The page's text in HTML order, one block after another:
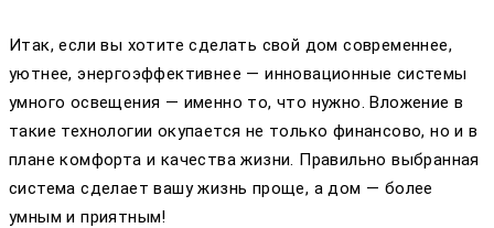
Итак, если вы хотите сделать свой дом современнее,
уютнее, энергоэффективнее — инновационные системы
умного освещения — именно то, что нужно. Вложение в
такие технологии окупается не только финансово, но и в
плане комфорта и качества жизни. Правильно выбранная
система сделает вашу жизнь проще, а дом — более
умным и приятным!